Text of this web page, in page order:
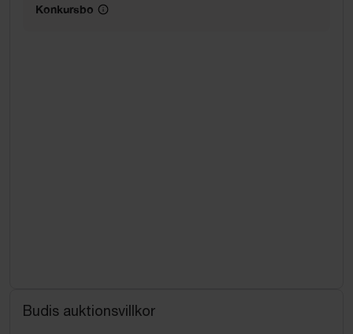
Konkursbo
Budis auktionsvillkor